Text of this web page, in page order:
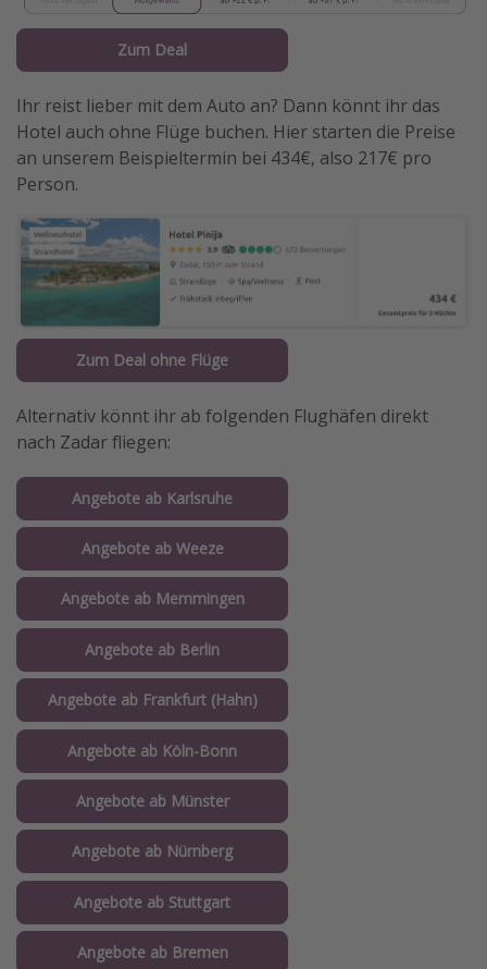
Zum Deal
Ihr reist lieber mit dem Auto an? Dann könnt ihr das
Hotel auch ohne Flüge buchen. Hier starten die Preise
an unserem Beispieltermin bei 434€, also 217€ pro
Person.
Zum Deal ohne Flüge
Alternativ könnt ihr ab folgenden Flughäfen direkt
nach Zadar fliegen:
Angebote ab Karlsruhe
Angebote ab Weeze
Angebote ab Memmingen
Angebote ab Berlin
Angebote ab Frankfurt (Hahn)
Angebote ab Köln-Bonn
Angebote ab Münster
Angebote ab Nürnberg
Angebote ab Stuttgart
Angebote ab Bremen